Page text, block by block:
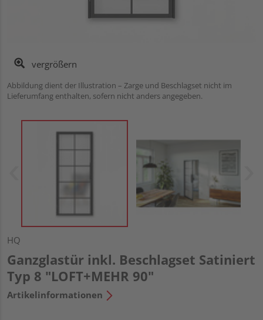
vergrößern
Abbildung dient der Illustration – Zarge und Beschlagset nicht im
Lieferumfang enthalten, sofern nicht anders angegeben.
HQ
Ganzglastür inkl. Beschlagset Satiniert
Typ 8 "LOFT+MEHR 90"
Artikelinformationen